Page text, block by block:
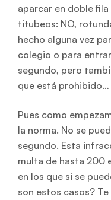
aparcar en doble
titubeos: NO,
hecho alguna vez
colegio o para
segundo, pero
que está prohibido…
Pues como
la norma. No se
segundo. Esta
multa de hasta 200
en los que si se
son estos casos?